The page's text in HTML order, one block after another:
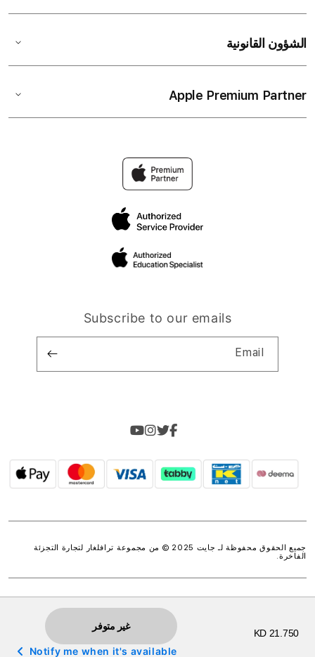
KD 21.750
غير متوفر
Notify me when it's available
الشؤون القانونية
Apple Premium Partner
Subscribe to our emails
Email
جميع الحقوق محفوظة لـ جايت 2025 © من مجموعة
ترافلغار لتجارة التجزئة
الفاخرة.
w.spdt('product', { value: 'INSERT_VALUE', // Dynamically populate from session